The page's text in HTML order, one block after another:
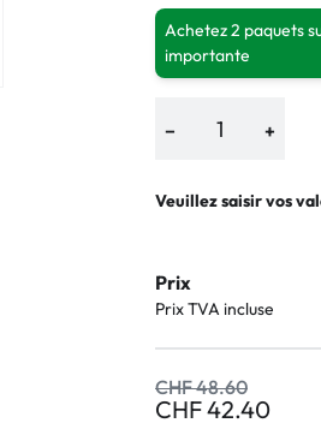
Achetez 2 paquets
importante
− +
Veuillez saisir vos
Prix
Prix TVA incluse
CHF 48.60
CHF 42.40